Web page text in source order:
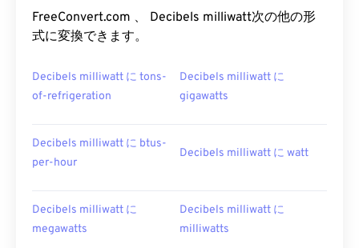
FreeConvert.com 、 Decibels milliwatt次の他の形
式に変換できます。
Decibels milliwatt に tons-
of-refrigeration
Decibels milliwatt に
gigawatts
Decibels milliwatt に btus-
per-hour
Decibels milliwatt に watt
Decibels milliwatt に
megawatts
Decibels milliwatt に
milliwatts